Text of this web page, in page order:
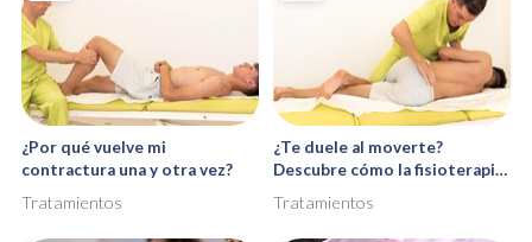
¿Por qué vuelve mi
contractura una y otra vez?
Tratamientos
¿Te duele al moverte?
Descubre cómo la fisioterapia
movimiento
Tratamientos